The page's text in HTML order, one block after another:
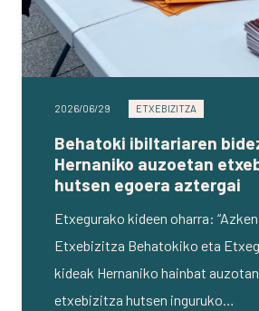
2026/06/29 ETXEBIZITZA
Behatoki ibiltariaren
Hernaniko auzoetan
hutsen egoera aztergai
Etxegurako kideen oharra:
Etxebizitza Behatokiko eta
kideak Hernaniko hainbat
etxebizitza hutsen inguruko…